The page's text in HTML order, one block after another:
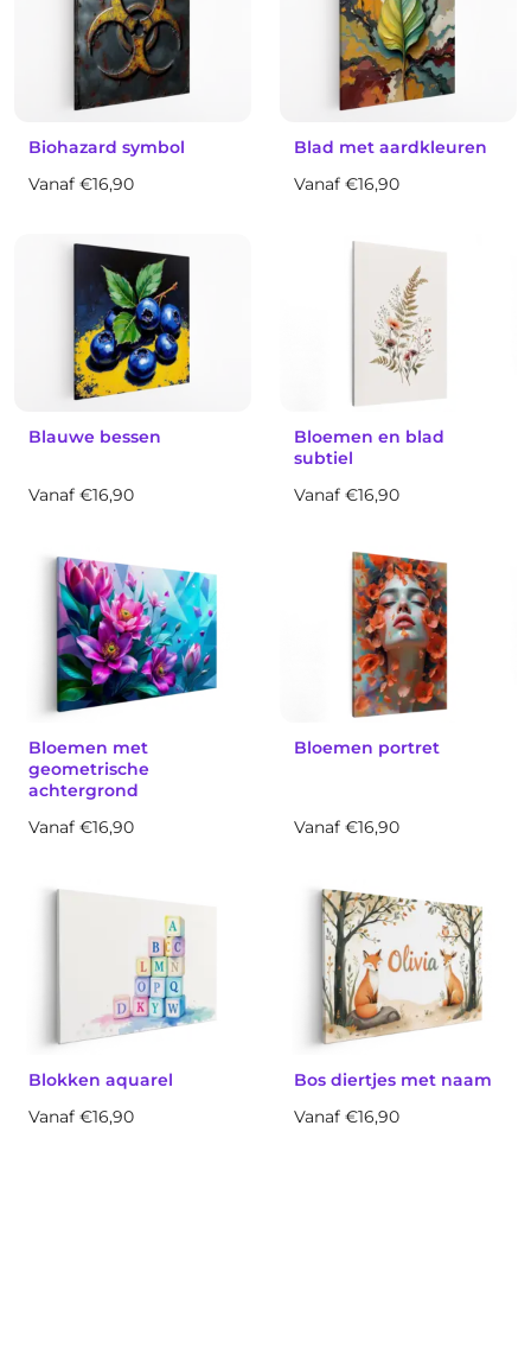
Biohazard symbol
Vanaf €16,90
Blad met aardkleuren
Vanaf €16,90
Blauwe bessen
Vanaf €16,90
Bloemen en blad
subtiel
Vanaf €16,90
Bloemen met
geometrische
achtergrond
Vanaf €16,90
Bloemen portret
Vanaf €16,90
Blokken aquarel
Vanaf €16,90
Bos diertjes met naam
Vanaf €16,90